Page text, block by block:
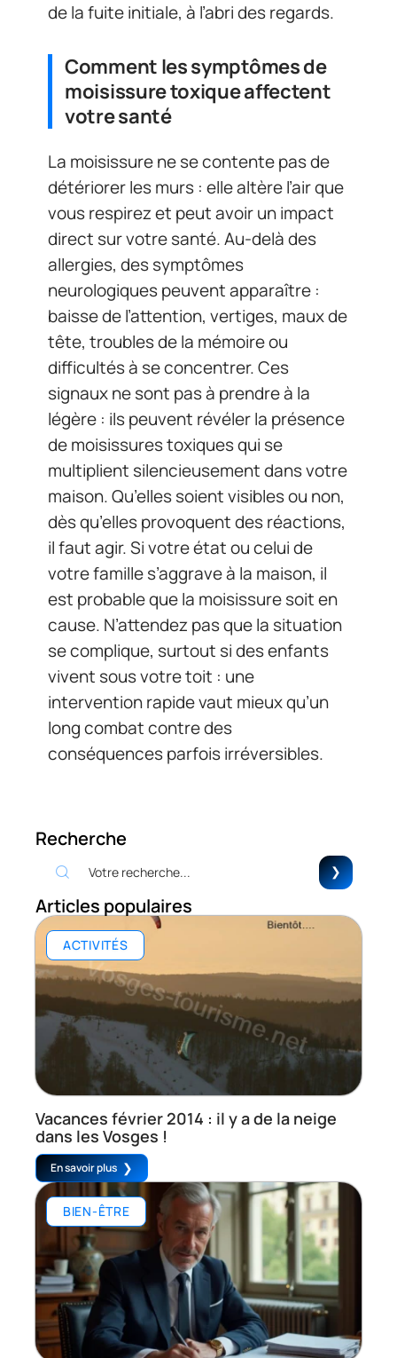
de la fuite initiale, à l’abri des regards.
Comment les symptômes de
moisissure toxique affectent
votre santé
La moisissure ne se contente pas de
détériorer les murs : elle altère l’air que
vous respirez et peut avoir un impact
direct sur votre santé. Au-delà des
allergies, des symptômes
neurologiques peuvent apparaître :
baisse de l’attention, vertiges, maux de
tête, troubles de la mémoire ou
difficultés à se concentrer. Ces
signaux ne sont pas à prendre à la
légère : ils peuvent révéler la présence
de moisissures toxiques qui se
multiplient silencieusement dans votre
maison. Qu’elles soient visibles ou non,
dès qu’elles provoquent des réactions,
il faut agir. Si votre état ou celui de
votre famille s’aggrave à la maison, il
est probable que la moisissure soit en
cause. N’attendez pas que la situation
se complique, surtout si des enfants
vivent sous votre toit : une
intervention rapide vaut mieux qu’un
long combat contre des
conséquences parfois irréversibles.
Recherche
Articles populaires
ACTIVITÉS
Vacances février 2014 : il y a de la neige
dans les Vosges !
En savoir plus
BIEN-ÊTRE